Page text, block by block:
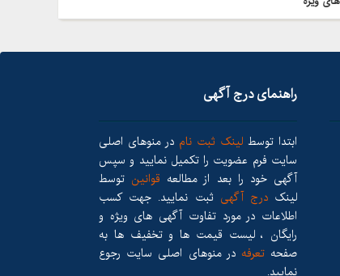
راهنمای درج آگهی
ابتدا توسط لینک ثبت نام در منوهای اصلی
سایت فرم عضویت را تکمیل نمایید و سپس
آگهی خود را بعد از مطالعه قوانین توسط
لینکدرج آگهی ثبت نمایید. جهت کسب
اطلاعات در مورد تفاوت آگهی های ویژه و
رایگان ، لیست قیمت ها و تخفیف ها به
صفحه تعرفهدر منوهای اصلی سایت رجوع
نمایید.